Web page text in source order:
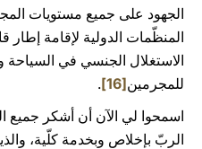
الجهود على جميع مستويات
المنظّمات الدولية لإقامة إطار
الاستغلال الجنسي في السياحة
للمجرمين[16]
.
اسمحوا لي الآن أن أشكر جميع
الربّ بإخلاص وبخدمة كلّية،